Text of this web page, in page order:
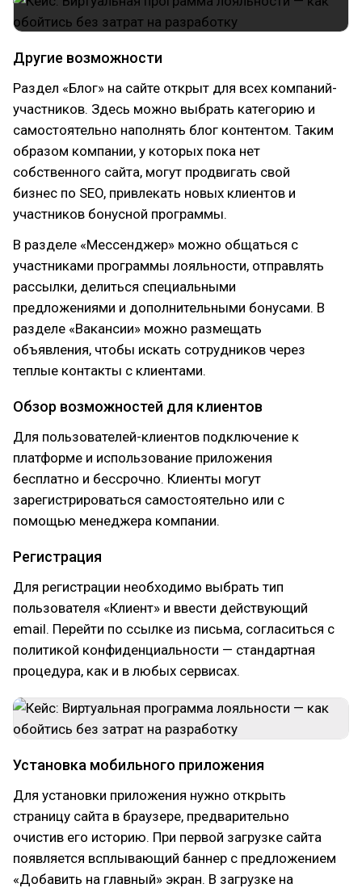
Другие возможности
Раздел «Блог» на сайте открыт для всех компаний-
участников. Здесь можно выбрать категорию и
самостоятельно наполнять блог контентом. Таким
образом компании, у которых пока нет
собственного сайта, могут продвигать свой
бизнес по SEO, привлекать новых клиентов и
участников бонусной программы.
В разделе «Мессенджер» можно общаться с
участниками программы лояльности, отправлять
рассылки, делиться специальными
предложениями и дополнительными бонусами. В
разделе «Вакансии» можно размещать
объявления, чтобы искать сотрудников через
теплые контакты с клиентами.
Обзор возможностей для клиентов
Для пользователей-клиентов подключение к
платформе и использование приложения
бесплатно и бессрочно. Клиенты могут
зарегистрироваться самостоятельно или с
помощью менеджера компании.
Регистрация
Для регистрации необходимо выбрать тип
пользователя «Клиент» и ввести действующий
email. Перейти по ссылке из письма, согласиться с
политикой конфиденциальности — стандартная
процедура, как и в любых сервисах.
Установка мобильного приложения
Для установки приложения нужно открыть
страницу сайта в браузере, предварительно
очистив его историю. При первой загрузке сайта
появляется всплывающий баннер с предложением
«Добавить на главный» экран. В загрузке на